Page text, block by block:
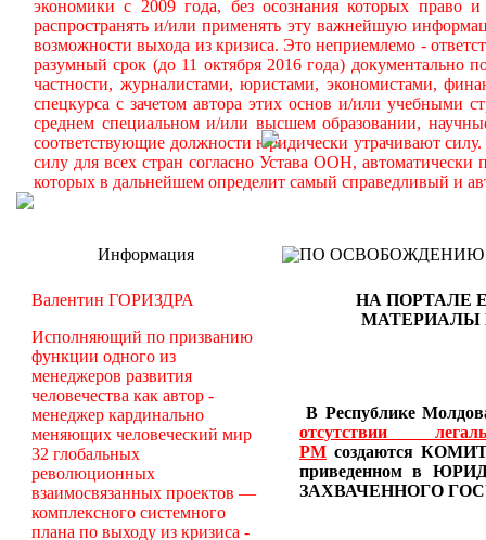
экономики с 2009 года, без осознания которых право
распространять и/или применять эту важнейшую
возможности выхода из кризиса. Это неприемлемо -
разумный срок (до 11 октября 2016 года)
частности, журналистами, юристами, экономистами,
спецкурса с зачетом автора этих основ и/или учебными
среднем специальном и/или высшем образовании,
соответствующие должности юридически утрачивают
силу для всех стран согласно Устава ООН,
которых в дальнейшем определит самый справедливый и
Информация
Валентин ГОРИЗДРА
Исполняющий по призванию
функции одного из
менеджеров развития
человечества как автор -
менеджер кардинально
меняющих человеческий мир
32 глобальных
революционных
взаимосвязанных проектов —
комплексного системного
плана по выходу из кризиса -
ПО ОСВОБОЖДЕНИЮ
НА ПОРТАЛЕ
МАТЕРИАЛЫ
В Республике
отсутствии
РМ создаются
приведенном в
ЗАХВАЧЕННОГО